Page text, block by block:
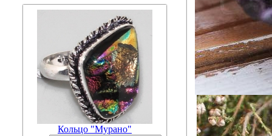
Кольцо "Мурано"